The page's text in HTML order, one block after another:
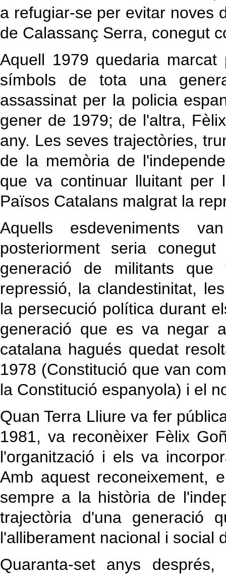
a refugiar-se per evitar noves
de Calassanç Serra, conegut
Aquell 1979 quedaria
símbols de tota una
assassinat per la policia
gener de 1979; de l'altra,
any. Les seves trajectòries,
de la memòria de
que va continuar lluitant per
Països Catalans malgrat la
Aquells esdeveniments
posteriorment seria
generació de militants
repressió, la clandestinitat,
la persecució política durant
generació que es va negar
catalana hagués quedat
1978 (Constitució que van
la Constitució espanyola) i el
Quan Terra Lliure va fer
1981, va reconèixer Fèlix
l'organització i els va
Amb aquest reconeixement,
sempre a la història de
trajectòria d'una generació
l'alliberament nacional i social
Quaranta-set anys